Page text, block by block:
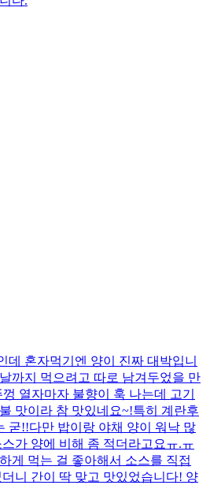
데 혼자먹기엔 양이 진짜 대박입니
까지 먹으려고 따로 남겨두었을 만
열자마자 불향이 훅 나는데 고기
맛이라 참 맛있네요~!특히 계란후
굳!! ​다만 밥이랑 야채 양이 워낙 많
가 양에 비해 좀 적더라고요ㅠ.ㅠ
게 먹는 걸 좋아해서 소스를 직접
니 간이 딱 맞고 맛있었습니다! 양